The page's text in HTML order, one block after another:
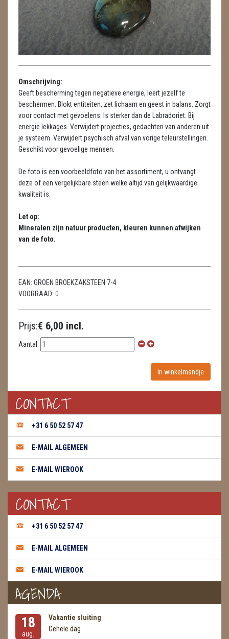
HUISREINIGING
KAARSEN
MASSAGE
METEORIETEN
READING EN PERSOONLIJK ADVIES
RUWE STENEN
SCHEDELS / SKULLS
SELENIET
SPECIALE STUKKEN
TELEFOON KOORDEN
VLINDERS
ZAKJES WATER ELIXERS
Omschrijving:
Geeft bescherming tegen negatieve energie, leert jezelf te
beschermen. Blokt entiteiten, zet lichaam en geest in balans. Zorgt
voor contact met gevoelens. Is sterker dan de Labradoriet. Bij
energie lekkages. Verwijdert projecties, gedachten van anderen uit
je systeem. Verwijdert psychisch afval van vorige teleurstellingen.
Geschikt voor gevoelige mensen.
De foto is een voorbeeldfoto van het assortiment, u ontvangt
deze of een vergelijkbare steen welke altijd van gelijkwaardige
kwaliteit is.
Let op:
Mineralen zijn natuur producten, kleuren kunnen afwijken
van de foto.
EAN: GROEN BROEKZAKSTEEN 7-4
VOORRAAD: 0
Prijs:€ 6,00 incl.
Aantal:
CONTACT
+31 6 50 52 57 47
E-MAIL ALGEMEEN
E-MAIL WIEROOK
CONTACT
+31 6 50 52 57 47
E-MAIL ALGEMEEN
E-MAIL WIEROOK
AGENDA
18
aug.
Vakantie sluiting
Gehele dag